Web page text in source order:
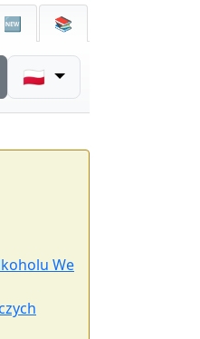
🆕 📚
🇵🇱
We